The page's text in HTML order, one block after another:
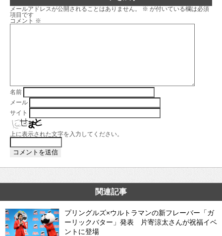
メールアドレスが公開されることはありません。 ※ が付いている欄は必須
項目です
コメント ※
名前
メール
サイト
上に表示された文字を入力してください。
関連記事
プリングルズ×ウルトラマンの新フレーバー「ガ
ーリックバター」発表 片寄涼太さんが祝福イベ
ントに登場